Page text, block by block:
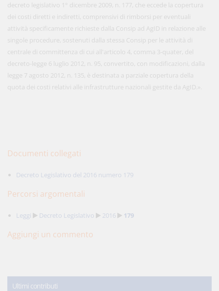
decreto legislativo 1° dicembre 2009, n. 177, che eccede la copertura
dei costi diretti e indiretti, comprensivi di rimborsi per eventuali
attività specificamente richieste dalla Consip ad AgID in relazione alle
singole procedure, sostenuti dalla stessa Consip per le attività di
centrale di committenza di cui all'articolo 4, comma 3-quater, del
decreto-legge 6 luglio 2012, n. 95, convertito, con modificazioni, dalla
legge 7 agosto 2012, n. 135, è destinata a parziale copertura della
quota dei costi relativi alle infrastrutture nazionali gestite da AgID.».
Documenti collegati
Decreto Legislativo del 2016 numero 179
Percorsi argomentali
Leggi Decreto Legislativo 2016 179
Aggiungi un commento
Ultimi contributi